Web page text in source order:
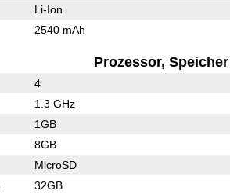
Li-Ion
2540 mAh
Prozessor, Speicher
4
1.3 GHz
1GB
8GB
MicroSD
32GB